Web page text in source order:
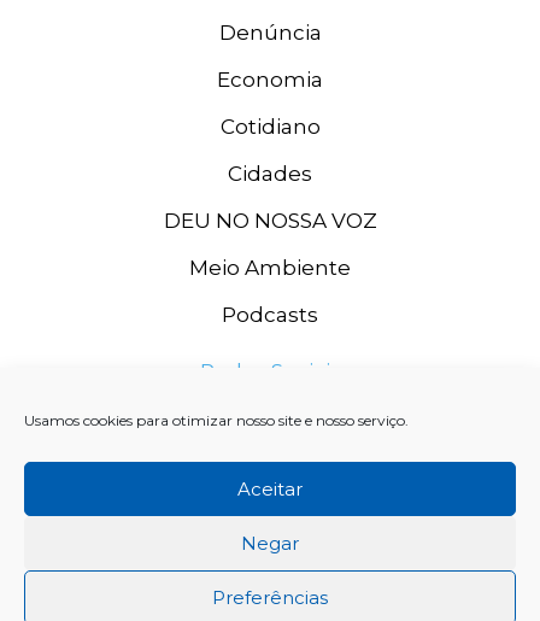
Usamos cookies para otimizar nosso site e nosso serviço.
Aceitar
Negar
Preferências
Denúncia
Economia
Cotidiano
Cidades
DEU NO NOSSA VOZ
Meio Ambiente
Podcasts
Redes Sociais